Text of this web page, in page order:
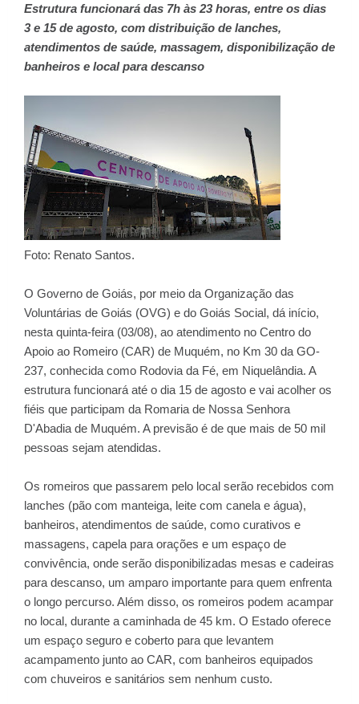
Estrutura funcionará das 7h às 23 horas, entre os dias
3 e 15 de agosto, com distribuição de lanches,
atendimentos de saúde, massagem, disponibilização de
banheiros e local para descanso
Foto: Renato Santos.
O Governo de Goiás, por meio da Organização das
Voluntárias de Goiás (OVG) e do Goiás Social, dá início,
nesta quinta-feira (03/08), ao atendimento no Centro do
Apoio ao Romeiro (CAR) de Muquém, no Km 30 da GO-
237, conhecida como Rodovia da Fé, em Niquelândia. A
estrutura funcionará até o dia 15 de agosto e vai acolher os
fiéis que participam da Romaria de Nossa Senhora
D'Abadia de Muquém. A previsão é de que mais de 50 mil
pessoas sejam atendidas.
Os romeiros que passarem pelo local serão recebidos com
lanches (pão com manteiga, leite com canela e água),
banheiros, atendimentos de saúde, como curativos e
massagens, capela para orações e um espaço de
convivência, onde serão disponibilizadas mesas e cadeiras
para descanso, um amparo importante para quem enfrenta
o longo percurso. Além disso, os romeiros podem acampar
no local, durante a caminhada de 45 km. O Estado oferece
um espaço seguro e coberto para que levantem
acampamento junto ao CAR, com banheiros equipados
com chuveiros e sanitários sem nenhum custo.